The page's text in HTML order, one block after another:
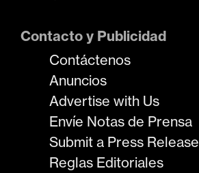
Contacto y Publicidad
Contáctenos
Anuncios
Advertise with Us
Envíe Notas de Prensa
Submit a Press Release
Reglas Editoriales